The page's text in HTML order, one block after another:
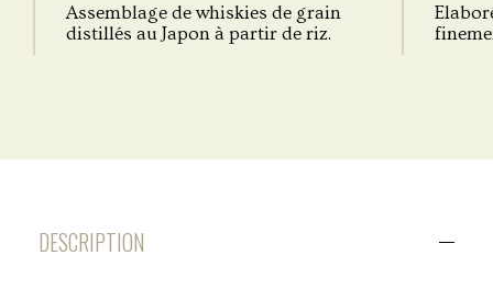
DESCRIPTION
Assemblage de whiskies de grain
distillés au Japon à partir de riz.